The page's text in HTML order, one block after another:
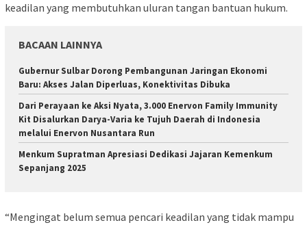
keadilan yang membutuhkan uluran tangan bantuan hukum.
BACAAN LAINNYA
Gubernur Sulbar Dorong Pembangunan Jaringan Ekonomi
Baru: Akses Jalan Diperluas, Konektivitas Dibuka
Dari Perayaan ke Aksi Nyata, 3.000 Enervon Family Immunity
Kit Disalurkan Darya-Varia ke Tujuh Daerah di Indonesia
melalui Enervon Nusantara Run
Menkum Supratman Apresiasi Dedikasi Jajaran Kemenkum
Sepanjang 2025
“Mengingat belum semua pencari keadilan yang tidak mampu